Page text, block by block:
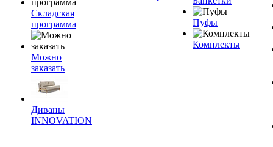
Складская
программа
Можно
заказать
Диваны
INNOVATION
Пуфы
Комплекты